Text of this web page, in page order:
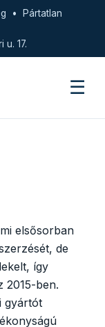
• Pártatlan
17.
☰
elsősorban
de
így
2015-ben.
gyártót